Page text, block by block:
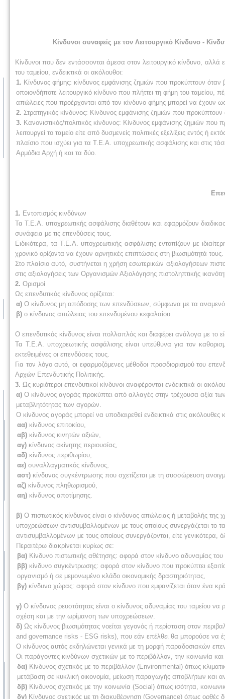
Κίνδυνοι συναφείς με τον Λειτουργικό Κίνδυνο -
Κίνδυνοι που δεν εντάσσονται άμεσα στον λειτουργικό κίνδυνο, αλλά
του ταμείου, ενδεικτικά οι ακόλουθοι:
1. Κίνδυνος φήμης: κίνδυνος εμφάνισης ζημιών που προκύπτουν
οποιονδήποτε λειτουργικό κίνδυνο που πλήττει τη φήμη του ταμείου,
απώλειες που προέρχονται από τον κίνδυνο φήμης μπορεί να έχουν
2. Στρατηγικός κίνδυνος: Κίνδυνος εμφάνισης ζημιών που
3. Κανονιστικός/πολιτικός κίνδυνος: Κίνδυνος εμφάνισης ζημιών
λειτουργεί το ταμείο είτε από δυσμενείς πολιτικές εξελίξεις εντός
πλαίσιο που ισχύει για τα Τ.Ε.Α. υποχρεωτικής ασφάλισης και στις
Αρμόδια Αρχή ή και τα δύο.
1. Εντοπισμός κινδύνων
Τα Τ.Ε.Α. υποχρεωτικής ασφάλισης διαθέτουν και εφαρμόζουν
συνάφεια με τις επενδύσεις τους.
Ειδικότερα, τα Τ.Ε.Α. υποχρεωτικής ασφάλισης εντοπίζουν με
χρονικό ορίζοντα να έχουν αρνητικές επιπτώσεις στη βιωσιμότητά τους.
Στο πλαίσιο αυτό, συστήνεται η χρήση εσωτερικών αξιολογήσεων
στις αξιολογήσεις των Οργανισμών Αξιολόγησης πιστοληπτικής
2. Ορισμοί
Ως επενδυτικός κίνδυνος ορίζεται:
α) Ο κίνδυνος μη απόδοσης των επενδύσεων, σύμφωνα με τα
β) ο κίνδυνος απώλειας του επενδυμένου κεφαλαίου.
Ο επενδυτικός κίνδυνος είναι πολλαπλός και διαφέρει ανάλογα με το
Τα Τ.Ε.Α. υποχρεωτικής ασφάλισης είναι υπεύθυνα για τον
εκτεθειμένες οι επενδύσεις τους.
Για τον λόγο αυτό, οι εφαρμοζόμενες μέθοδοι προσδιορισμού του
Αρχών Επενδυτικής Πολιτικής.
3. Ως κυριότεροι επενδυτικοί κίνδυνοι αναφέρονται ενδεικτικά οι
α) Ο κίνδυνος αγοράς προκύπτει από αλλαγές στην τρέχουσα αξία
μεταβλητότητας των αγορών.
Ο κίνδυνος αγοράς μπορεί να υποδιαιρεθεί ενδεικτικά στις ακόλουθες
αα) κίνδυνος επιτοκίου,
αβ) κίνδυνος κινητών αξιών,
αγ) κίνδυνος ακίνητης περιουσίας,
αδ) κίνδυνος περιθωρίου,
αε) συναλλαγματικός κίνδυνος,
αστ) κίνδυνος συγκέντρωσης που σχετίζεται με τη συσσώρευση
αζ) κίνδυνος πληθωρισμού,
αη) κίνδυνος αποτίμησης.
β) Ο πιστωτικός κίνδυνος είναι ο κίνδυνος απώλειας ή μεταβολής της
υποχρεώσεων αντισυμβαλλομένων με τους οποίους συνεργάζεται το
αντισυμβαλλομένων με τους οποίους συνεργάζονται, είτε γενικότερα,
Περαιτέρω διακρίνεται κυρίως σε:
βα) Κίνδυνο πιστωτικής αθέτησης: αφορά στον κίνδυνο αδυναμίας
ββ) κίνδυνο συγκέντρωσης: αφορά στον κίνδυνο που προκύπτει
οργανισμό ή σε μεμονωμένο κλάδο οικονομικής δραστηριότητας,
βγ) κίνδυνο χώρας: αφορά στον κίνδυνο που εμφανίζεται όταν ένα
γ) Ο κίνδυνος ρευστότητας είναι ο κίνδυνος αδυναμίας του ταμείου
σχέση και με την ωρίμανση των υποχρεώσεων.
δ) Ως κίνδυνος βιωσιμότητας νοείται γεγονός ή περίσταση στον
and governance risks - ESG risks), που εάν επέλθει θα μπορούσε να
Ο κίνδυνος αυτός εκδηλώνεται γενικά με τη μορφή παραδοσιακών
Οι παράγοντες κινδύνων σχετικών με το περιβάλλον, την κοινωνία και
δα) Κίνδυνος σχετικός με το περιβάλλον (Environmental) όπως
μετάβαση σε κυκλική οικονομία, μείωση παραγωγής αποβλήτων
δβ) Κίνδυνος σχετικός με την κοινωνία (Social) όπως ισότητα,
δγ) Κίνδυνος σχετικός με τη διακυβέρνηση (Governance) όπως ορθές